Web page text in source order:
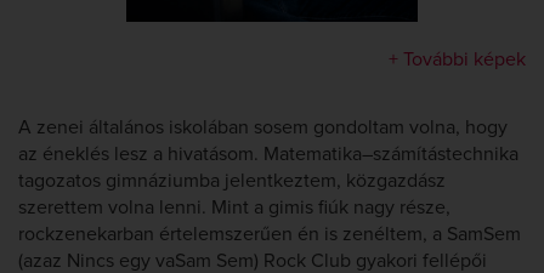
+ További képek
A zenei általános iskolában sosem gondoltam volna, hogy
az éneklés lesz a hivatásom. Matematika–számítástechnika
tagozatos gimnáziumba jelentkeztem, közgazdász
szerettem volna lenni. Mint a gimis fiúk nagy része,
rockzenekarban értelemszerűen én is zenéltem, a SamSem
(azaz Nincs egy vaSam Sem) Rock Club gyakori fellépői